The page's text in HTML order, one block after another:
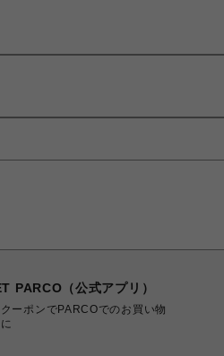
PARCO（公式アプリ）
ーポンでPARCOでのお買い物